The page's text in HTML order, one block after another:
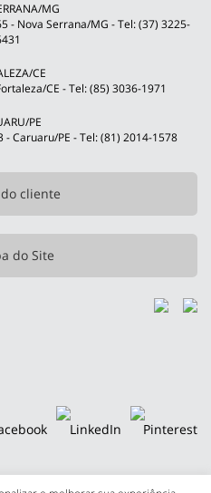
MG
- Nova Serrana/MG - Tel: (37) 3225-
CE
CE - Tel: (85) 3036-1971
PE
- Caruaru/PE - Tel: (81) 2014-1578
cliente
do Site